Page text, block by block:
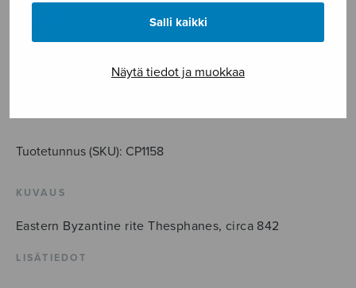
Salli kaikki
Näytä tiedot ja muokkaa
Tuotetunnus (SKU): CP1158
KUVAUS
Eastern Byzantine rite Thesphanes, circa 842
LISÄTIEDOT